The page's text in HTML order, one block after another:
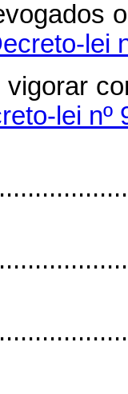
lei
vigorar
lei nº